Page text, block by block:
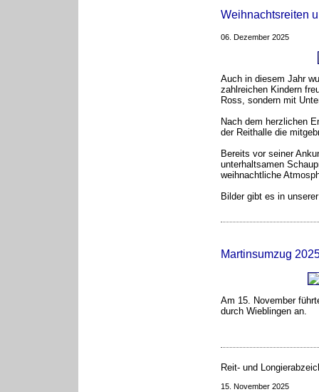
Weihnachtsreiten
06. Dezember 2025
Auch in diesem Jahr
zahlreichen Kindern
Ross, sondern mit
Nach dem herzlichen
der Reithalle die
Bereits vor seiner
unterhaltsamen
weihnachtliche
Bilder gibt es in
Martinsumzug
Am 15. November
durch Wieblingen an.
Reit- und
15. November 2025